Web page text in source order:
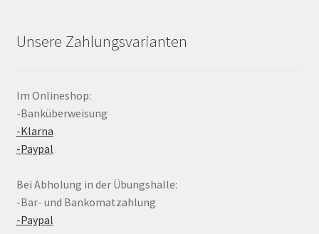
Unsere Zahlungsvarianten
Im Onlineshop:
-Banküberweisung
-Klarna
-Paypal
Bei Abholung in der Übungshalle:
-Bar- und Bankomatzahlung
-Paypal